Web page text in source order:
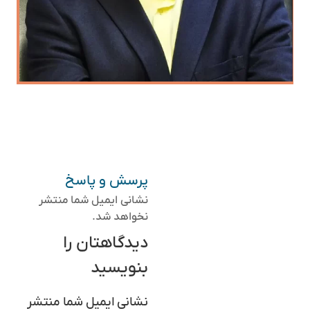
پرسش و پاسخ
نشانی ایمیل شما منتشر
نخواهد شد.
دیدگاهتان را
بنویسید
نشانی ایمیل شما منتشر